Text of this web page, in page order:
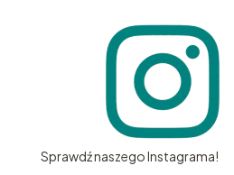
Sprawdź naszego Instagrama!